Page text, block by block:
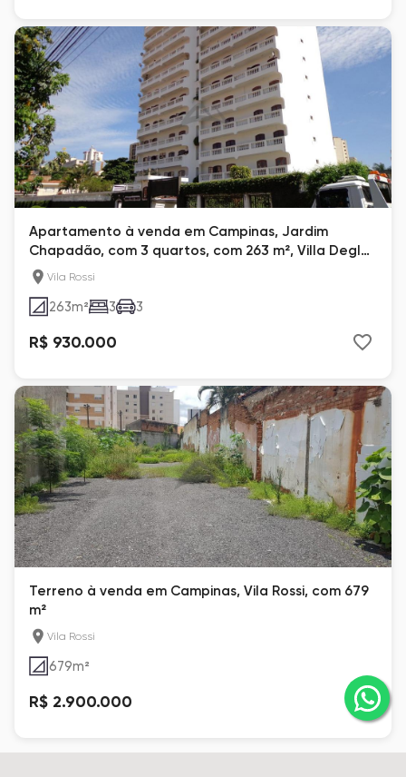
Apartamento à venda em Campinas, Jardim
Chapadão, com 3 quartos, com 263 m², Villa Degl
ArchiVila Rossi
263m² 3 3
R$ 930.000
Terreno à venda em Campinas, Vila Rossi, com 679
m²
Vila Rossi
679m²
R$ 2.900.000